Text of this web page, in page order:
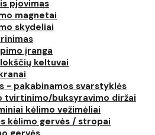
pjovimas
magnetai
skydeliai
įranga
keltuvai
- pakabinamos svarstyklės
tvirtinimo/buksyravimo diržai
kėlimo vežimėliai
kėlimo gervės / stropai